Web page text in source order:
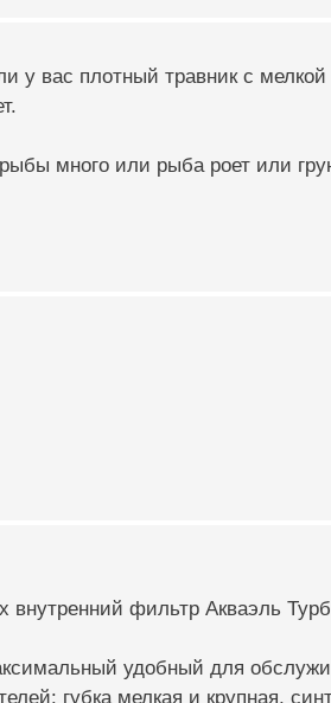
у вас плотный травник с
много или рыба роет или
внутренний фильтр Акваэль
удобный для
губка мелкая и крупная,